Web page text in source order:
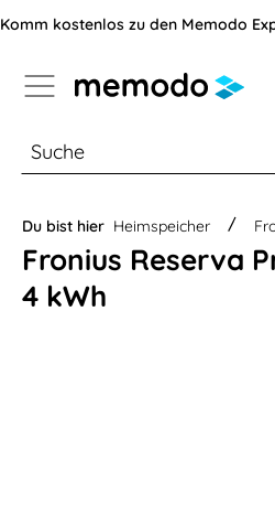
der B2B-Plattform springen
Komm kostenlos zu den Memodo
% Sale Module
Du bist hier Heimspeicher
Fronius Reserva
4 kWh